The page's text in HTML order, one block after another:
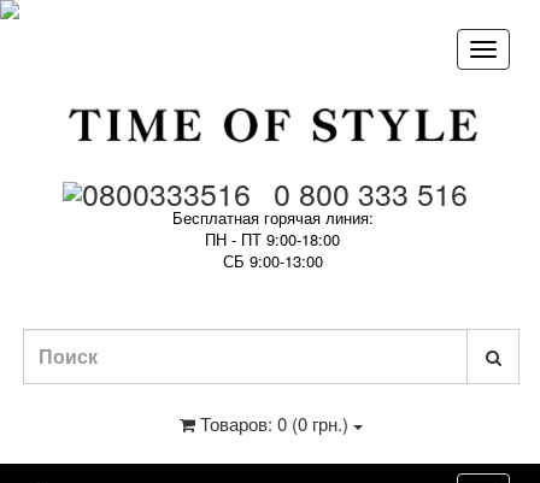
0 800 333 516
Бесплатная горячая линия:
ПН - ПТ 9:00-18:00
СБ 9:00-13:00
Товаров: 0 (0 грн.)